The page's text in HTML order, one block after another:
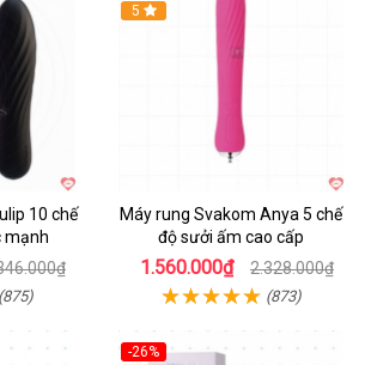
10 chế
mạnh
(875)
Hot
5
Máy rung Svakom Anya 5 chế
độ sưởi ấm cao cấp
1.560.000₫ 2.328.000₫
(873)
-26%